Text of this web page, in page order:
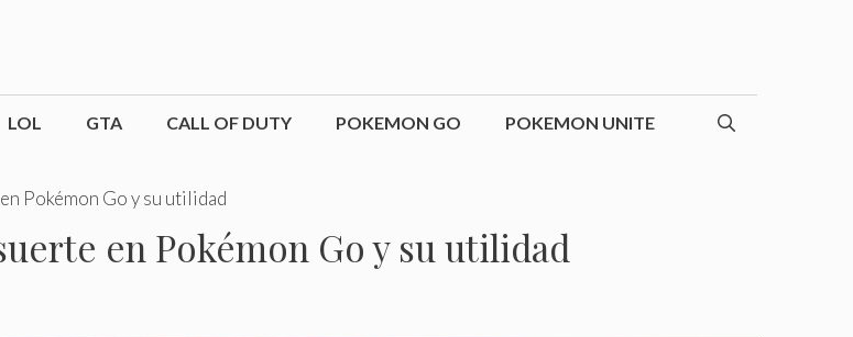
LOL GTA CALL OF DUTY POKEMON GO POKEMON UNITE
Pokémon Go y su utilidad
en Pokémon Go y su utilidad